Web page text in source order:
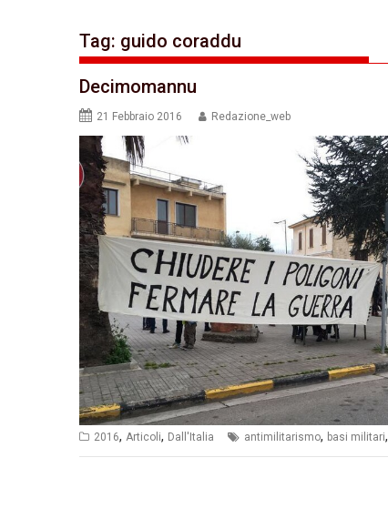
Tag: guido coraddu
Decimomannu
21 Febbraio 2016 Redazione_web
2016, Articoli, Dall'Italia antimilitarismo, basi militari,